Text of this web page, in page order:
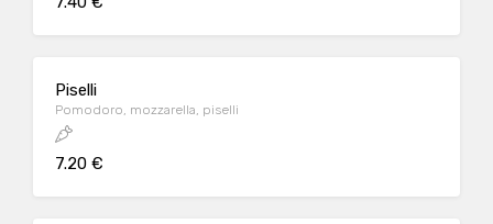
Piselli
Pomodoro, mozzarella, piselli
7.20 €